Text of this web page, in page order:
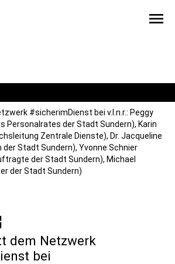
menu
#sicherimDienst bei v.l.n.r.: Peggy
Personalrates der Stadt Sundern), Karin
Zentrale Dienste), Dr. Jacqueline
der Stadt Sundern), Yvonne Schnier
der Stadt Sundern), Michael
der Stadt Sundern)
dem Netzwerk
bei